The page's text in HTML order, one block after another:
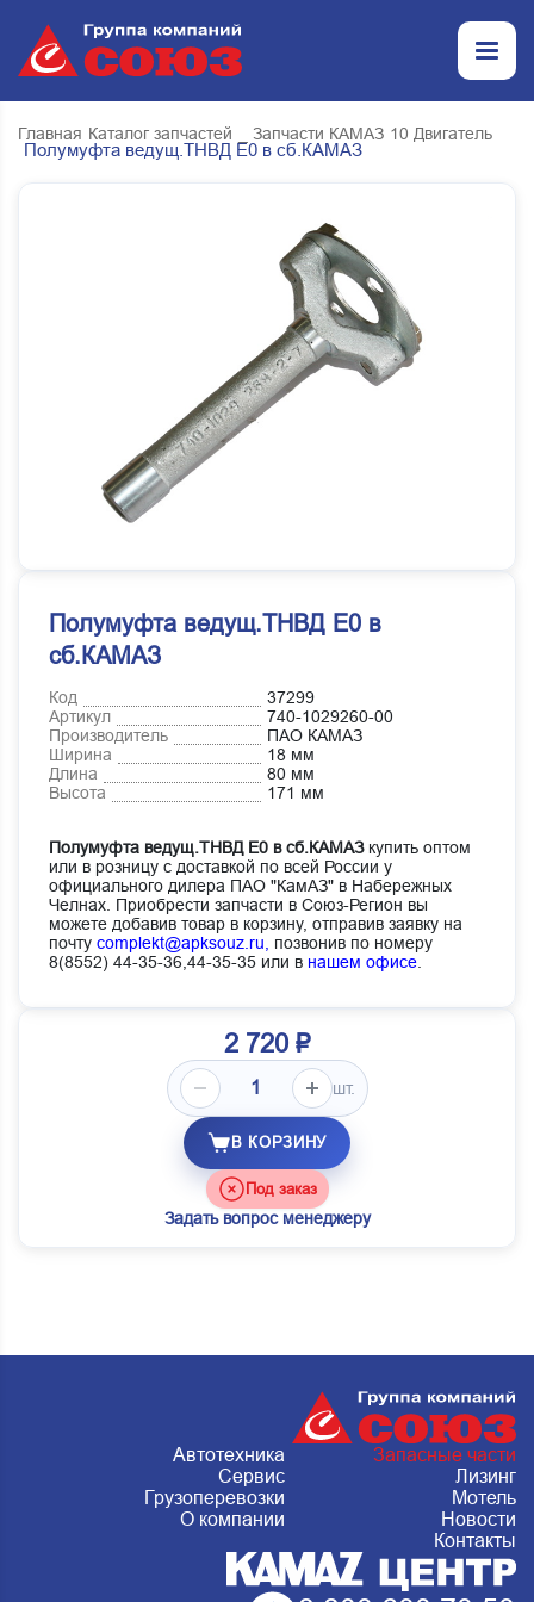
Главная Каталог запчастей _ Запчасти КАМАЗ 10 Двигатель
Полумуфта ведущ.ТНВД Е0 в сб.КАМАЗ
Полумуфта ведущ.ТНВД Е0 в
сб.КАМАЗ
Код
37299
Артикул
740-1029260-00
Производитель
ПАО КАМАЗ
Ширина
18 мм
Длина
80 мм
Высота
171 мм
Полумуфта ведущ.ТНВД Е0 в сб.КАМАЗкупить оптом
или в розницу с доставкой по всей России у
официального дилера ПАО "КамАЗ" в Набережных
Челнах. Приобрести запчасти в Союз-Регион вы
можете добавив товар в корзину, отправив заявку на
почту complekt@apksouz.ru,
позвонив по номеру
8(8552) 44-35-36,44-35-35 или в нашем офисе
2 720 ₽
шт.
В КОРЗИНУ
Под заказ
Задать вопрос менеджеру
Автотехника
Запасные части
Сервис
Лизинг
Грузоперевозки
Мотель
О компании
Новости
Контакты